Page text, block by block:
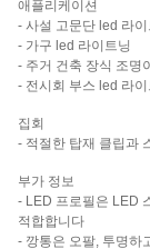
애플리케이션
- 사설 고문단 led 라이
- 가구 led 라이트닝
- 주거 건축 장식 조명
- 전시회 부스 led 라이
집회
- 적절한 탑재 클립과
부가 정보
- LED 프로필은 LED
적합합니다
- 깡통은 오팔, 투명하